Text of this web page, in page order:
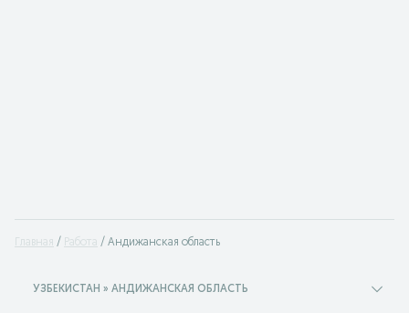
Главная Работа Андижанская область
УЗБЕКИСТАН » АНДИЖАНСКАЯ ОБЛАСТЬ